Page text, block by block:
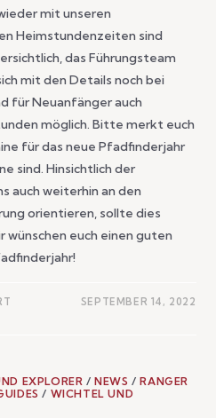
mit unseren
Heimstundenzeiten sind
das Führungsteam
mit den Details noch bei
für Neuanfänger auch
möglich. Bitte merkt euch
für das neue Pfadfinderjahr
sind. Hinsichtlich der
auch weiterhin an den
orientieren, sollte dies
euch einen guten
SEPTEMBER 14, 2022
EXPLORER /NEWS /RANGER
/ WICHTEL UND